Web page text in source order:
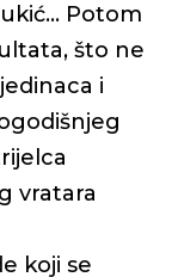
Potom
što ne
i
vratara
koji se